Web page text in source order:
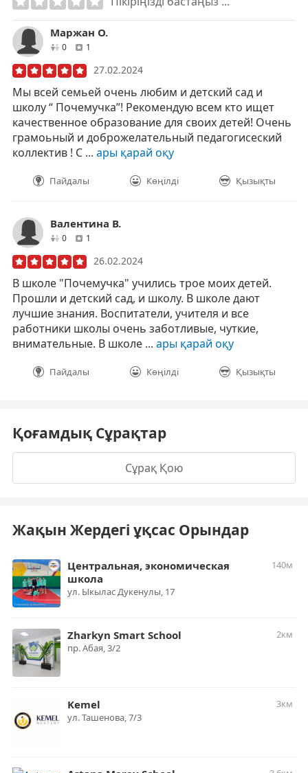
Маржан О.
0друзей1
27.02.2024
Мы всей семьей очень любим и детский сад и
школу “ Почемучка”! Рекомендую всем кто ищет
качественное образование для своих детей! Очень
грамоьный и доброжелательный педагогисеский
коллектив ! С ... ары қарай оқу
Пайдалы Көңілді Қызықты
Валентина В.
0друзей1
26.02.2024
В школе "Почемучка" учились трое моих детей.
Прошли и детский сад, и школу. В школе дают
лучшие знания. Воспитатели, учителя и все
работники школы очень заботливые, чуткие,
внимательные. В школе ... ары қарай оқу
Пайдалы Көңілді Қызықты
Қоғамдық Сұрақтар
Сұрақ Қою
Жақын Жердегі ұқсас Орындар
Центральная, экономическая
школа
140м
​ул. Ыкылас Дукенулы, 17
Zharkyn Smart School
2км
пр. Абая, 3/2
Kemel
3км
ул. Ташенова, 7/3